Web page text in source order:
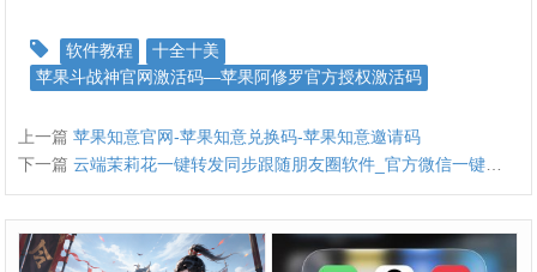
软件教程
十全十美
苹果斗战神官网激活码—苹果阿修罗官方授权激活码
上一篇苹果知意官网-苹果知意兑换码-苹果知意邀请码
下一篇云端茉莉花一键转发同步跟随朋友圈软件_官方微信一键转发